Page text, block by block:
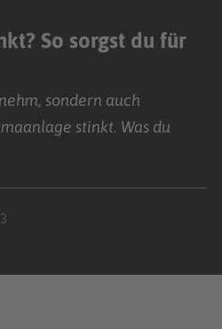
So sorgst du für
sondern auch
stinkt. Was du